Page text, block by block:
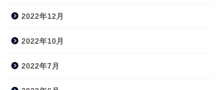
2022年12月
2022年10月
2022年7月